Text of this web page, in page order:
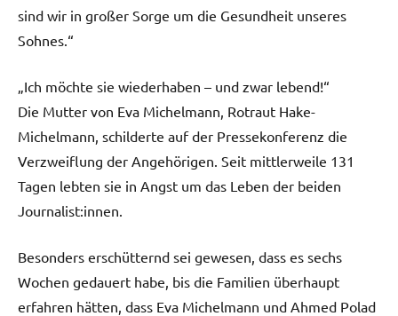
sind wir in großer Sorge um die Gesundheit unseres
Sohnes.“
„Ich möchte sie wiederhaben – und zwar lebend!“
Die Mutter von Eva Michelmann, Rotraut Hake-
Michelmann, schilderte auf der Pressekonferenz die
Verzweiflung der Angehörigen. Seit mittlerweile 131
Tagen lebten sie in Angst um das Leben der beiden
Journalist:innen.
Besonders erschütternd sei gewesen, dass es sechs
Wochen gedauert habe, bis die Familien überhaupt
erfahren hätten, dass Eva Michelmann und Ahmed Polad